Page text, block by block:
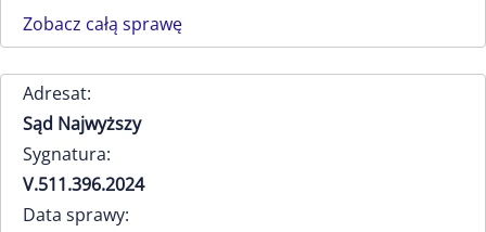
Zobacz całą sprawę
Adresat:
Sąd Najwyższy
Sygnatura:
V.511.396.2024
Data sprawy: